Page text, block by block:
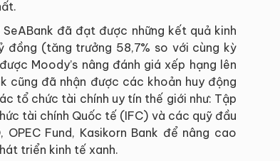
đã đạt được những kết quả kinh
đồng (tăng trưởng 58,7% so với cùng kỳ
Moody’s nâng đánh giá xếp hạng lên
cũng đã nhận được các khoản huy động
tổ chức tài chính uy tín thế giới như: Tập
tài chính Quốc tế (IFC) và các quỹ đầu
OPEC Fund, Kasikorn Bank để nâng cao
triển kinh tế xanh.